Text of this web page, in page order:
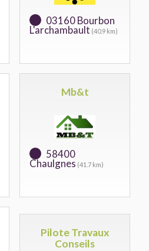
03160 Bourbon
L'archambault (40.9 km)
Mb&t
58400
Chaulgnes (41.7 km)
Pilote Travaux
Conseils